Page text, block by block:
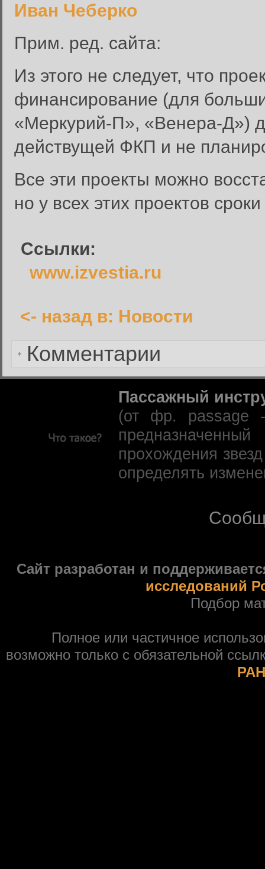
Иван Чеберко
Прим. ред. сайта:
Из этого не следует, что
финансирование (для
«Меркурий-П», «Венера-Д»)
действущей ФКП и не
Все эти проекты можно
но у всех этих проектов
Ссылки:
www.izvestia.ru
<- назад в: Новости
Комментарии
Вход в систему
Введите имя пользователя и
Имя пользователя:
Запомнить меня:
Забыли пароль?
Пассажный
(от фр. passage -
прохождения
определять
Сайт разработан и
исследований
Подбор
Полное или частичное
возможно только с обязательной